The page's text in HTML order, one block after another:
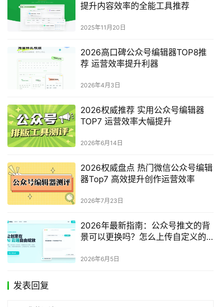
提升内容效率的全能工具推荐
2025年11月20日
2026高口碑公众号编辑器TOP8推
荐 运营效率提升利器
2026年4月3日
2026权威推荐 实用公众号编辑器
TOP7 运营效率大幅提升
2026年6月14日
2026权威盘点 热门微信公众号编辑
器Top7 高效提升创作运营效率
2026年7月23日
2026年最新指南：公众号推文的背
景可以更换吗？怎么上传自定义的
2026年6月5日
发表回复